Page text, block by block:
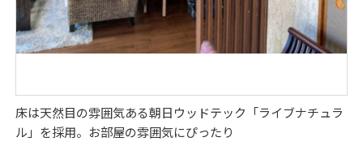
床は天然目の雰囲気ある朝日ウッドテック「ライブナチュラ
ル」を採用。お部屋の雰囲気にぴったり